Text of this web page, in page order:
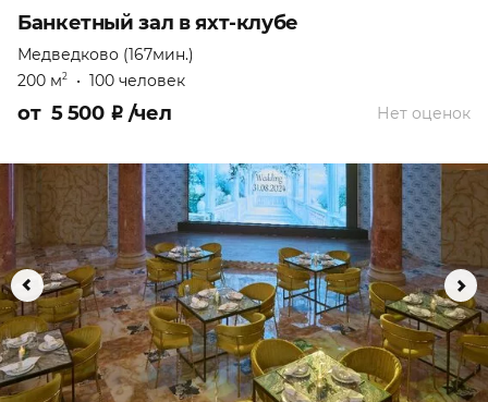
Банкетный зал в яхт-клубе
Медведково (167мин.)
200 м2 • 100 человек
Нет оценок
от 5 500 ₽ /чел